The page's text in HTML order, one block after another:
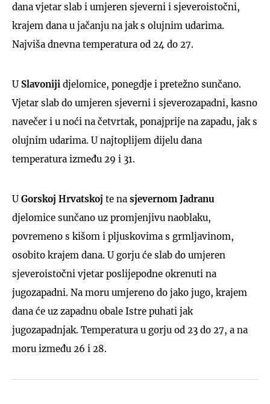
dana vjetar slab i umjeren sjeverni i sjeveroistočni,
krajem dana u jačanju na jak s olujnim udarima.
Najviša dnevna temperatura od 24 do 27.
U Slavoniji djelomice, ponegdje i pretežno sunčano.
Vjetar slab do umjeren sjeverni i sjeverozapadni, kasno
navečer i u noći na četvrtak, ponajprije na zapadu, jak s
olujnim udarima. U najtoplijem dijelu dana
temperatura između 29 i 31.
U Gorskoj Hrvatskoj te na sjevernom Jadranu
djelomice sunčano uz promjenjivu naoblaku,
povremeno s kišom i pljuskovima s grmljavinom,
osobito krajem dana. U gorju će slab do umjeren
sjeveroistočni vjetar poslijepodne okrenuti na
jugozapadni. Na moru umjereno do jako jugo, krajem
dana će uz zapadnu obale Istre puhati jak
jugozapadnjak. Temperatura u gorju od 23 do 27, a na
moru između 26 i 28.